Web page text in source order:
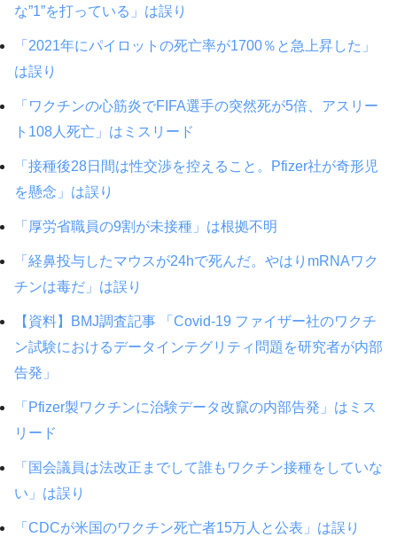
な”1”を打っている」は誤り
「2021年にパイロットの死亡率が1700％と急上昇した」
は誤り
「ワクチンの心筋炎でFIFA選手の突然死が5倍、アスリー
ト108人死亡」はミスリード
「接種後28日間は性交渉を控えること。Pfizer社が奇形児
を懸念」は誤り
「厚労省職員の9割が未接種」は根拠不明
「経鼻投与したマウスが24hで死んだ。やはりmRNAワク
チンは毒だ」は誤り
【資料】BMJ調査記事 「Covid-19 ファイザー社のワクチ
ン試験におけるデータインテグリティ問題を研究者が内部
告発」
「Pfizer製ワクチンに治験データ改竄の内部告発」はミス
リード
「国会議員は法改正までして誰もワクチン接種をしていな
い」は誤り
「CDCが米国のワクチン死亡者15万人と公表」は誤り